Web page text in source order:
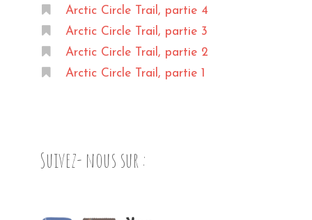
Arctic Circle Trail, partie 4
Arctic Circle Trail, partie 3
Arctic Circle Trail, partie 2
Arctic Circle Trail, partie 1
Suivez- nous sur :